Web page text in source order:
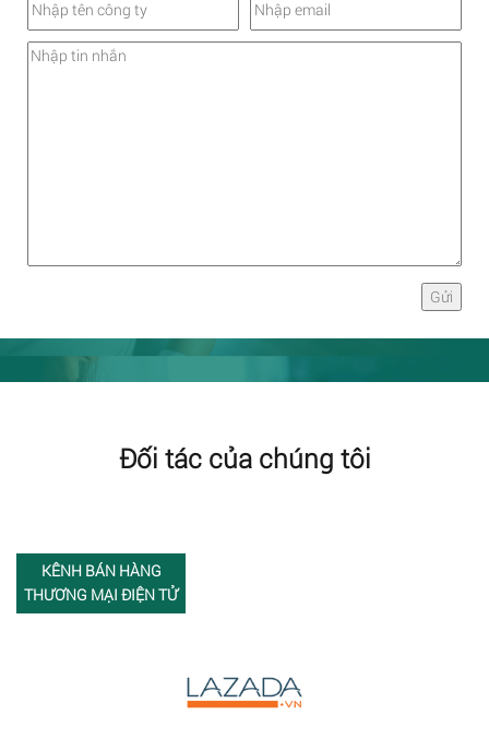
Đối tác của chúng tôi
KÊNH BÁN HÀNG
THƯƠNG MẠI ĐIỆN TỬ